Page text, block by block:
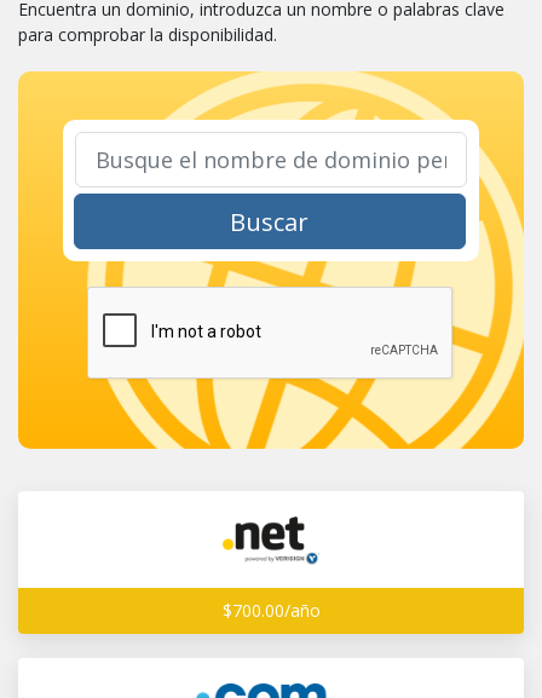
Encuentra un dominio, introduzca un nombre o palabras clave
para comprobar la disponibilidad.
Buscar
$700.00/año